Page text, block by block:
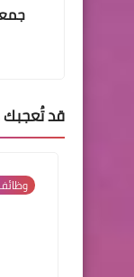
قد